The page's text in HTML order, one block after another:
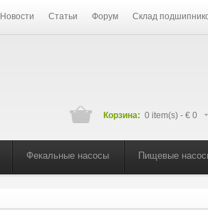
Новости Статьи Форум Склад
Корзина: 0 item(s) - € 0
Фекальные насосы Пищевые